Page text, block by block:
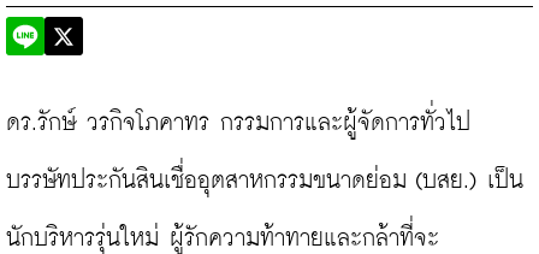
ดร.รักษ์ วรกิจโภคาทร กรรมการและผู้จัดการทั่วไป
บรรษัทประกันสินเชื่ออุตสาหกรรมขนาดย่อม (บสย.) เป็น
นักบริหารรุ่นใหม่ ผู้รักความท้าทายและกล้าที่จะ